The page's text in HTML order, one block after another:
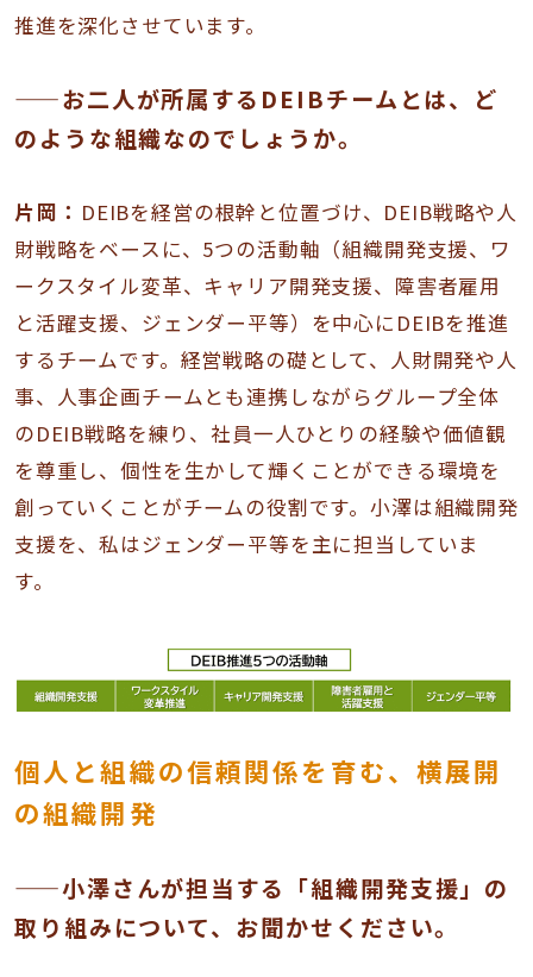
推進を深化させています。
——お二人が所属するDEIBチームとは、ど
のような組織なのでしょうか。
片岡： DEIBを経営の根幹と位置づけ、DEIB戦略や人
財戦略をベースに、5つの活動軸（組織開発支援、ワ
ークスタイル変革、キャリア開発支援、障害者雇用
と活躍支援、ジェンダー平等）を中心にDEIBを推進
するチームです。経営戦略の礎として、人財開発や人
事、人事企画チームとも連携しながらグループ全体
のDEIB戦略を練り、社員一人ひとりの経験や価値観
を尊重し、個性を生かして輝くことができる環境を
創っていくことがチームの役割です。小澤は組織開発
支援を、私はジェンダー平等を主に担当していま
す。
個人と組織の信頼関係を育む、横展開
の組織開発
——小澤さんが担当する「組織開発支援」の
取り組みについて、お聞かせください。